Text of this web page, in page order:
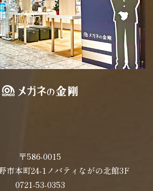
〒586-0015
市本町24-1ノバティながの北館3F
0721-53-0353